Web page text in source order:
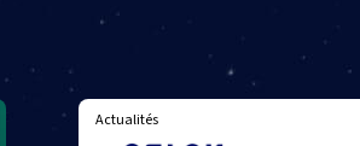
Actualités